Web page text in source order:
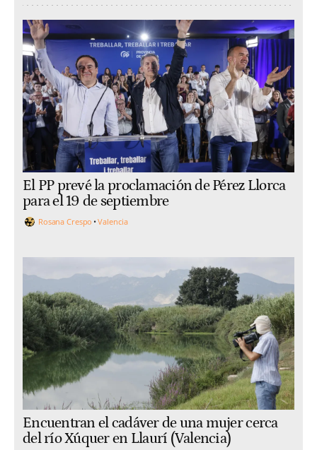
El PP prevé la proclamación de Pérez Llorca
para el 19 de septiembre
Rosana Crespo Valencia
Encuentran el cadáver de una mujer cerca
del río Xúquer en Llaurí (Valencia)